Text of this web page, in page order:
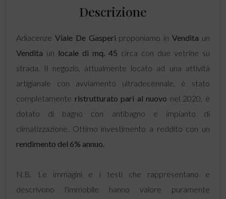
Descrizione
AdiacenzeViale De Gasperi proponiamo inVendita un
Vendita un locale di mq. 45 circa con due vetrine su
strada. Il negozio, attualmente locato ad una attività
artigianale con avviamento ultradecennale, è stato
completamente ristrutturato pari al nuovo nel 2020, è
dotato di bagno con antibagno e impianto di
climatizzazione. Ottimo investimento a reddito con un
rendimento del 6% annuo.
N.B. Le immagini e i testi che rappresentano e
descrivono l'immobile hanno valore puramente